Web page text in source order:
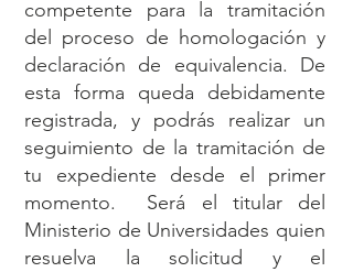
competente para la tramitación
del proceso de homologación y
declaración de equivalencia. De
esta forma queda debidamente
registrada, y podrás realizar un
seguimiento de la tramitación de
tu expediente desde el primer
momento. Será el titular del
Ministerio de Universidades quien
resuelva la solicitud y el